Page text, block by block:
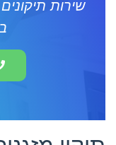
שירות